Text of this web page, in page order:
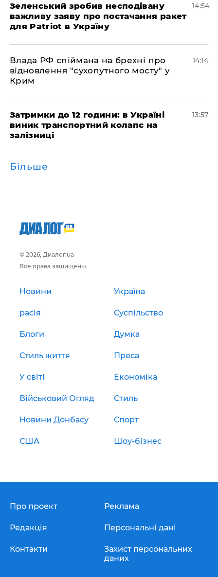
Зеленський зробив несподівану
важливу заяву про постачання ракет
для Patriot в Україну
14:54
Влада РФ спіймана на брехні про
відновлення "сухопутного мосту" у
Крим
14:14
Затримки до 12 години: в Україні
виник транспортний колапс на
залізниці
13:57
Більше
© 2026, Диалог.ua
Все права защищены.
Новини Україна
расія Суспільство
Блоги Думка
Стиль життя Преса
У світі Економіка
Військовий Огляд Стиль
Новини Донбасу Спорт
США Шоу-бізнес
Про проект
Редакція
Контакти
Реклама
Персональні дані
Захист персональних
даних